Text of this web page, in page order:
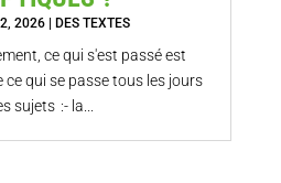
2026| DES TEXTES
ce qui s'est passé est
ce qui se passe tous les jours
sujets :- la...